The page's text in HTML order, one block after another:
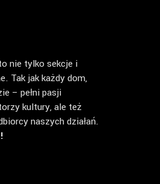
nie tylko sekcje i
Tak jak każdy dom,
– pełni pasji
kultury, ale też
naszych działań.